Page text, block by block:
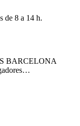
de 8 a 14 h.
BARCELONA